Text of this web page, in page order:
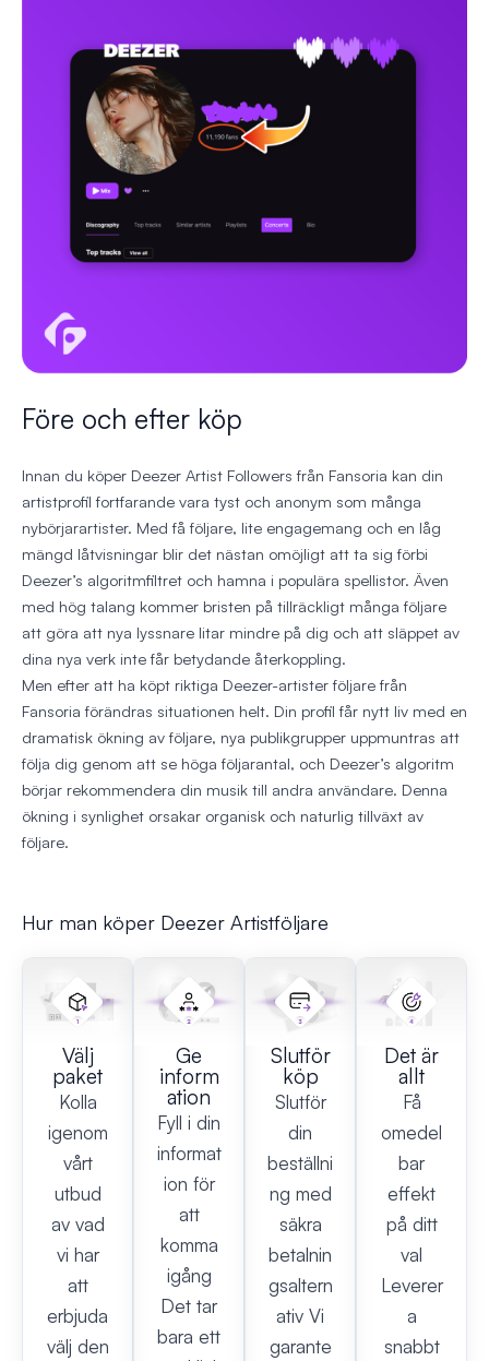
Före och efter köp
Innan du köper Deezer Artist Followers från Fansoria kan din
artistprofil fortfarande vara tyst och anonym som många
nybörjarartister. Med få följare, lite engagemang och en låg
mängd låtvisningar blir det nästan omöjligt att ta sig förbi
Deezer’s algoritmfiltret och hamna i populära spellistor. Även
med hög talang kommer bristen på tillräckligt många följare
att göra att nya lyssnare litar mindre på dig och att släppet av
dina nya verk inte får betydande återkoppling.
Men efter att ha köpt riktiga Deezer-artister följare från
Fansoria förändras situationen helt. Din profil får nytt liv med en
dramatisk ökning av följare, nya publikgrupper uppmuntras att
följa dig genom att se höga följarantal, och Deezer’s algoritm
börjar rekommendera din musik till andra användare. Denna
ökning i synlighet orsakar organisk och naturlig tillväxt av
följare.
Hur man köper Deezer Artistföljare
Välj
paket
Kolla
igenom
vårt
utbud
av vad
vi har
att
erbjuda
välj den
Ge
inform
ation
Fyll i din
informat
ion för
att
komma
igång
Det tar
bara ett
Slutför
köp
Slutför
din
beställni
ng med
säkra
betalnin
gsaltern
ativ Vi
garante
Det är
allt
Få
omedel
bar
effekt
på ditt
val
Leverer
a
snabbt